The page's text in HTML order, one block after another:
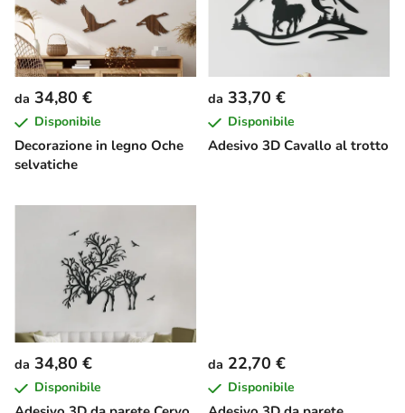
n
c
o
d
e
p
o
Decorazione in legno Oche
selvatiche
da 34,80 €
Disponibile
Adesivo 3D Cavallo al trotto
da 33,70 €
Disponibile
da 34,80 €
Disponibile
da 22,70 €
Disponibile